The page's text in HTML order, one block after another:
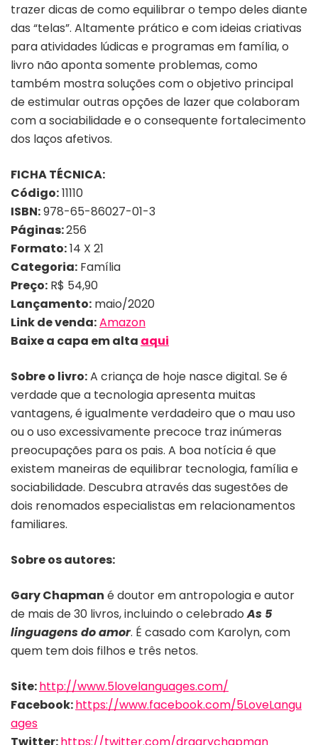
trazer dicas de como equilibrar o tempo deles diante
das “telas”. Altamente prático e com ideias criativas
para atividades lúdicas e programas em família, o
livro não aponta somente problemas, como
também mostra soluções com o objetivo principal
de estimular outras opções de lazer que colaboram
com a sociabilidade e o consequente fortalecimento
dos laços afetivos.
FICHA TÉCNICA:
Código:11110
ISBN:978-65-86027-01-3
Páginas:256
Formato:14 X 21
Categoria: Família
Preço: R$ 54,90
Lançamento: maio/2020
Link de venda:Amazon
Baixe a capa em alta aqui
Sobre o livro:A criança de hoje nasce digital. Se é
verdade que a tecnologia apresenta muitas
vantagens, é igualmente verdadeiro que o mau uso
ou o uso excessivamente precoce traz inúmeras
preocupações para os pais. A boa notícia é que
existem maneiras de equilibrar tecnologia, família e
sociabilidade. Descubra através das sugestões de
dois renomados especialistas em relacionamentos
familiares.
Sobre os autores:
Gary Chapman é doutor em antropologia e autor
de mais de 30 livros, incluindo o celebradoAs 5
linguagens do amor. É casado com Karolyn, com
quem tem dois filhos e três netos.
Site:http://www.5lovelanguages.com/
Facebook:https://www.facebook.com/5LoveLangu
ages
Twitter:https://twitter.com/drgarychapman